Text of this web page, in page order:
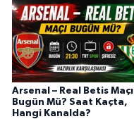
Arsenal – Real Betis Maçı
Bugün Mü? Saat Kaçta,
Hangi Kanalda?